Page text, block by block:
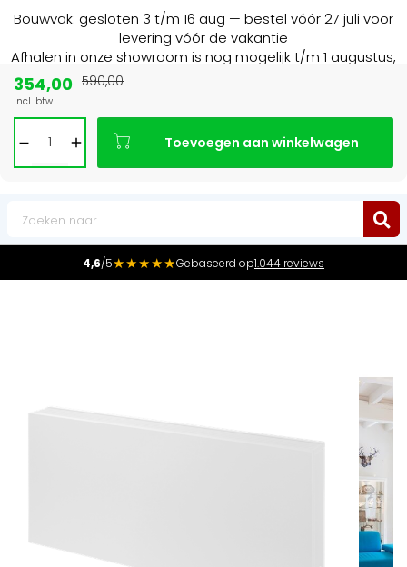
Bouwvak: gesloten 3 t/m 16 aug — bestel vóór 27 juli voor
levering vóór de vakantie
Afhalen in onze showroom is nog mogelijk t/m 1 augustus,
4,6/5★★★★★Gebaseerd op1.044 reviews
354,00
Incl. btw
590,00
Toevoegen aan winkelwagen